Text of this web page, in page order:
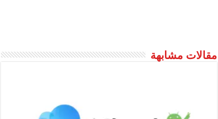
مقالات مشابهة